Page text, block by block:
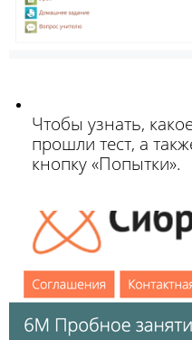
Чтобы узнать,
прошли тест, а
кнопку «Попытки».